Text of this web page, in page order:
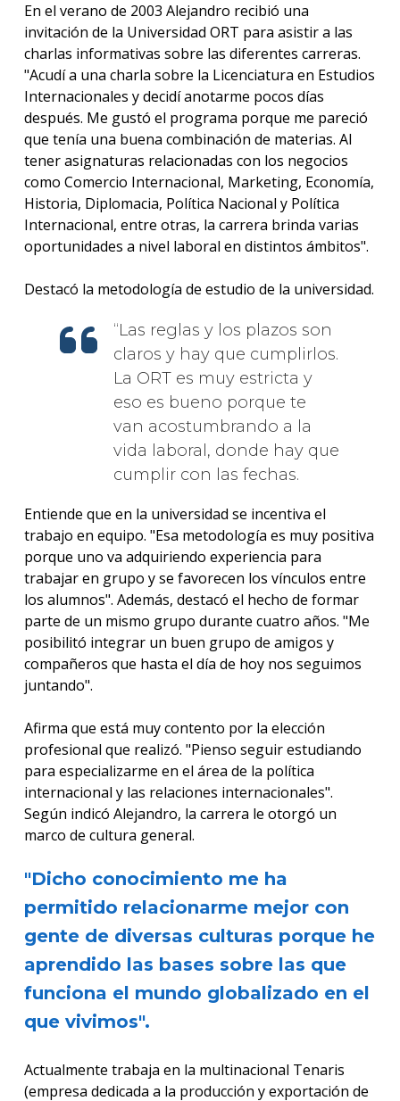
En el verano de 2003 Alejandro recibió una
invitación de la Universidad ORT para asistir a las
charlas informativas sobre las diferentes carreras.
"Acudí a una charla sobre la Licenciatura en Estudios
Internacionales y decidí anotarme pocos días
después. Me gustó el programa porque me pareció
que tenía una buena combinación de materias. Al
tener asignaturas relacionadas con los negocios
como Comercio Internacional, Marketing, Economía,
Historia, Diplomacia, Política Nacional y Política
Internacional, entre otras, la carrera brinda varias
oportunidades a nivel laboral en distintos ámbitos".
Destacó la metodología de estudio de la universidad.
Las reglas y los plazos son
claros y hay que cumplirlos.
La ORT es muy estricta y
eso es bueno porque te
van acostumbrando a la
vida laboral, donde hay que
cumplir con las fechas.
Entiende que en la universidad se incentiva el
trabajo en equipo. "Esa metodología es muy positiva
porque uno va adquiriendo experiencia para
trabajar en grupo y se favorecen los vínculos entre
los alumnos". Además, destacó el hecho de formar
parte de un mismo grupo durante cuatro años. "Me
posibilitó integrar un buen grupo de amigos y
compañeros que hasta el día de hoy nos seguimos
juntando".
Afirma que está muy contento por la elección
profesional que realizó. "Pienso seguir estudiando
para especializarme en el área de la política
internacional y las relaciones internacionales".
Según indicó Alejandro, la carrera le otorgó un
marco de cultura general.
"Dicho conocimiento me ha
permitido relacionarme mejor con
gente de diversas culturas porque he
aprendido las bases sobre las que
funciona el mundo globalizado en el
que vivimos".
Actualmente trabaja en la multinacional Tenaris
(empresa dedicada a la producción y exportación de